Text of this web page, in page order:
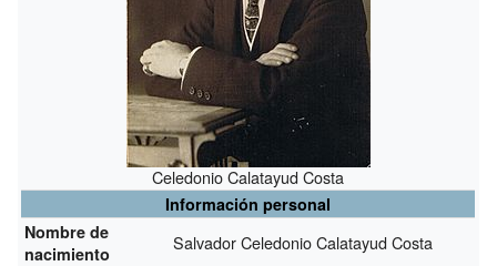
Celedonio Calatayud Costa
Información personal
Nombre de
nacimiento
Salvador Celedonio Calatayud Costa